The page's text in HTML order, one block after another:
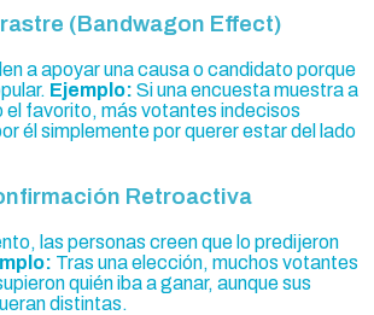
(Bandwagon Effect)
a apoyar una causa o candidato porque
Ejemplo: Si una encuesta muestra a
el favorito, más votantes indecisos
él simplemente por querer estar del lado
Retroactiva
las personas creen que lo predijeron
Tras una elección, muchos votantes
quién iba a ganar, aunque sus
distintas.